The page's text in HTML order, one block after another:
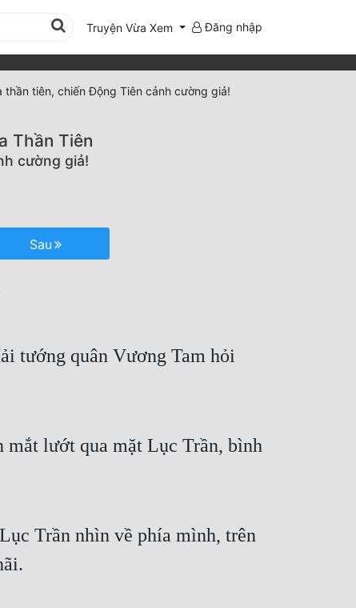
Truyện Vừa Xem Đăng nhập
tiên, chiến Động Tiên cảnh cường giả!
Thần Tiên
cường giả!
Sau
tướng quân Vương Tam hỏi
mắt lướt qua mặt Lục Trần, bình
Trần nhìn về phía mình, trên